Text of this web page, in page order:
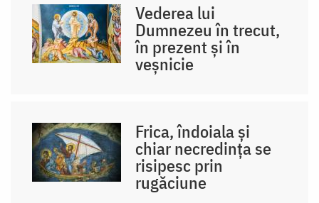
Vederea lui
Dumnezeu în trecut,
în prezent și în
veșnicie
Frica, îndoiala și
chiar necredința se
risipesc prin
rugăciune